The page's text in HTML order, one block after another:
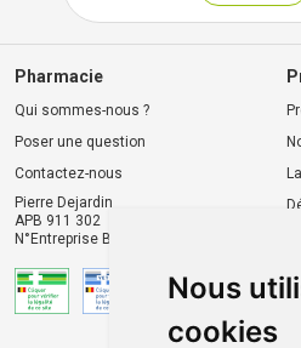
Nous
cookies
Pharmacie
Qui sommes-nous ?
Poser une question
Contactez-nous
Pierre Dejardin
APB 911 302
N°Entreprise BE0446.901.764